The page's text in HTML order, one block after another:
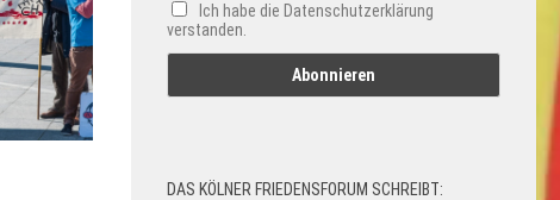
Ich habe die Datenschutzerklärung
verstanden.
DAS KÖLNER FRIEDENSFORUM SCHREIBT: